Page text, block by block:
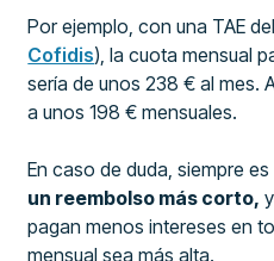
Por ejemplo, con una TAE
Cofidis), la cuota mensual
sería de unos 238 € al mes.
a unos 198 € mensuales.
En caso de duda, siempre es
un reembolso más corto,
pagan menos intereses en
mensual sea más alta.